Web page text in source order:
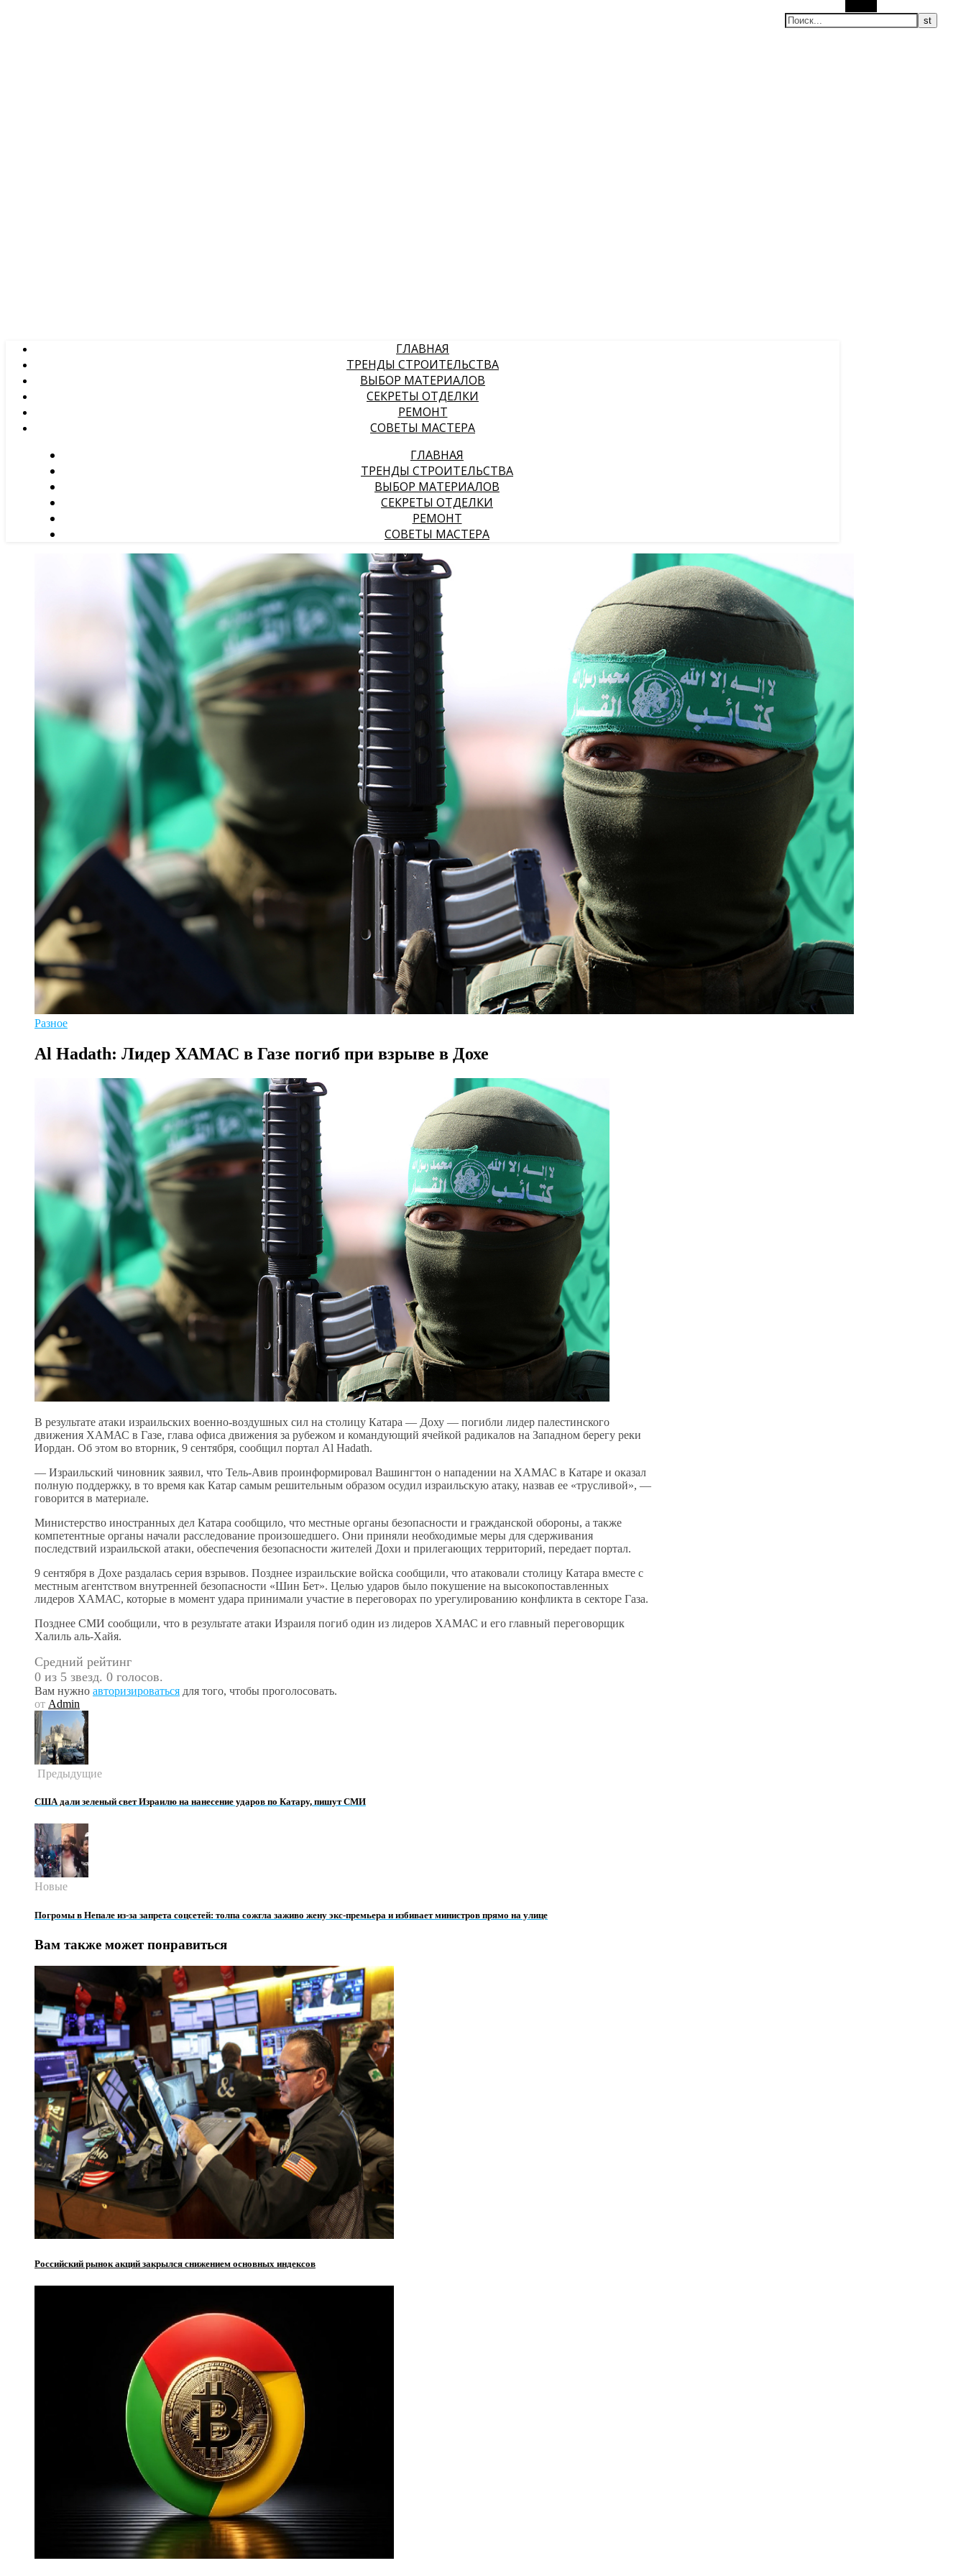
ГЛАВНАЯ
ТРЕНДЫ СТРОИТЕЛЬСТВА
ВЫБОР МАТЕРИАЛОВ
СЕКРЕТЫ ОТДЕЛКИ
РЕМОНТ
СОВЕТЫ МАСТЕРА
ГЛАВНАЯ
ТРЕНДЫ СТРОИТЕЛЬСТВА
ВЫБОР МАТЕРИАЛОВ
СЕКРЕТЫ ОТДЕЛКИ
РЕМОНТ
СОВЕТЫ МАСТЕРА
Разное
Al Hadath: Лидер ХАМАС в Газе погиб при взрыве в Дохе
В результате атаки израильских военно-воздушных сил на столицу Катара — Доху — погибли лидер палестинского
движения ХАМАС в Газе, глава офиса движения за рубежом и командующий ячейкой радикалов на Западном берегу реки
Иордан. Об этом во вторник, 9 сентября, сообщил портал Al Hadath.
— Израильский чиновник заявил, что Тель-Авив проинформировал Вашингтон о нападении на ХАМАС в Катаре и оказал
полную поддержку, в то время как Катар самым решительным образом осудил израильскую атаку, назвав ее «трусливой», —
говорится в материале.
Министерство иностранных дел Катара сообщило, что местные органы безопасности и гражданской обороны, а также
компетентные органы начали расследование произошедшего. Они приняли необходимые меры для сдерживания
последствий израильской атаки, обеспечения безопасности жителей Дохи и прилегающих территорий, передает портал.
9 сентября в Дохе раздалась серия взрывов. Позднее израильские войска сообщили, что атаковали столицу Катара вместе с
местным агентством внутренней безопасности «Шин Бет». Целью ударов было покушение на высокопоставленных
лидеров ХАМАС, которые в момент удара принимали участие в переговорах по урегулированию конфликта в секторе Газа.
Позднее СМИ сообщили, что в результате атаки Израиля погиб один из лидеров ХАМАС и его главный переговорщик
Халиль аль-Хайя.
Средний рейтинг
0 из 5 звезд. 0 голосов.
Вам нужно авторизироваться для того, чтобы проголосовать.
от Admin
Предыдущие
США дали зеленый свет Израилю на нанесение ударов по Катару, пишут СМИ
Новые
Погромы в Непале из-за запрета соцсетей: толпа сожгла заживо жену экс-премьера и избивает министров прямо на улице
Вам также может понравиться
Российский рынок акций закрылся снижением основных индексов